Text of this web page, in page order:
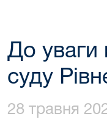
До уваги
суду
28 травня